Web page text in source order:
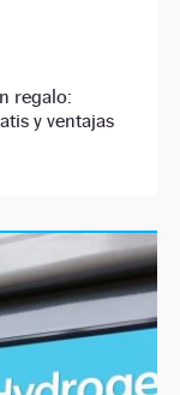
regalo:
y ventajas